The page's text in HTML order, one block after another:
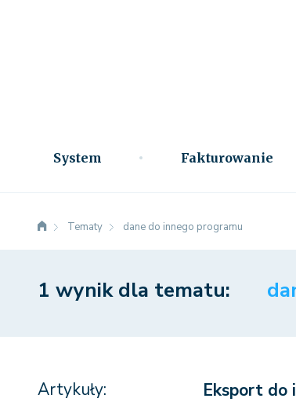
System Fakturowanie
Tematy dane do innego programu
1 wynik dla tematu:
Artykuły: Eksport do